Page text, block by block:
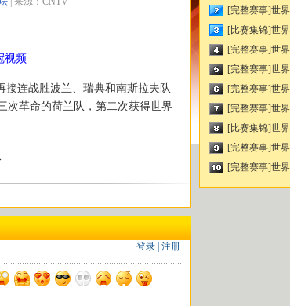
视频
连战胜波兰、瑞典和南斯拉夫队
次革命的荷兰队，第二次获得世界
登录 注册
[完整赛事]世
[比赛集锦]世
[完整赛事]世
[完整赛事]世
[完整赛事]世
[完整赛事]世
[比赛集锦]世
[完整赛事]世
[完整赛事]世